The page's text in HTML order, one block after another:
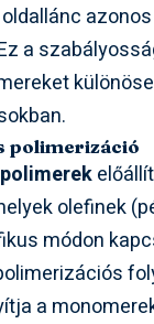
a
polimerizáció
olefinek
módon
a